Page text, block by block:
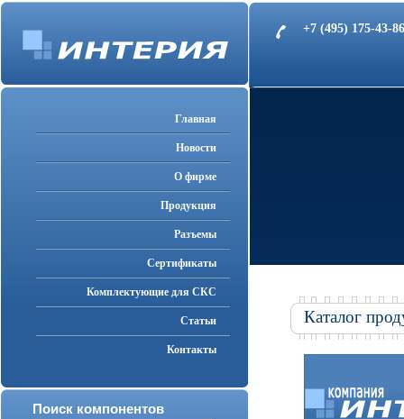
+7 (495) 175-43-
Главная
Новости
О фирме
Продукция
Разъемы
Cертификаты
Комплектующие для СКС
Статьи
Контакты
Поиск компонентов
Каталог